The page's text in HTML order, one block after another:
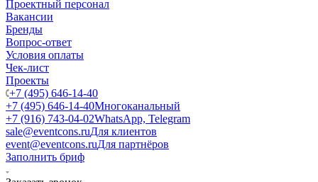
Проектный персонал
Вакансии
Бренды
Вопрос-ответ
Условия оплаты
Чек-лист
Проекты
+7 (495) 646-14-40
+7 (495) 646-14-40Многоканальный
+7 (916) 743-04-02WhatsApp, Telegram
sale@eventcons.ruДля клиентов
event@eventcons.ruДля партнёров
Заполнить бриф